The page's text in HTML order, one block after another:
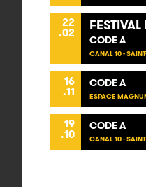
22
.02
CODE A
CANAL 10 -
16
.11
CODE A
ESPACE
19
.10
CODE A
CANAL 10 -